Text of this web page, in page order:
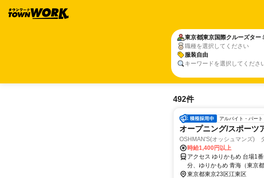
東京都東京国際クルーズター
職種を選択してください
服装自由
キーワードを選択してくださ
492件
アルバイト・パート
オープニング/スポーツ
OSHMAN'S(オッシュマンズ)
時給1,400円以上
アクセス ゆりかもめ 台場1
分、ゆりかもめ 青海（東京
東京都東京23区江東区